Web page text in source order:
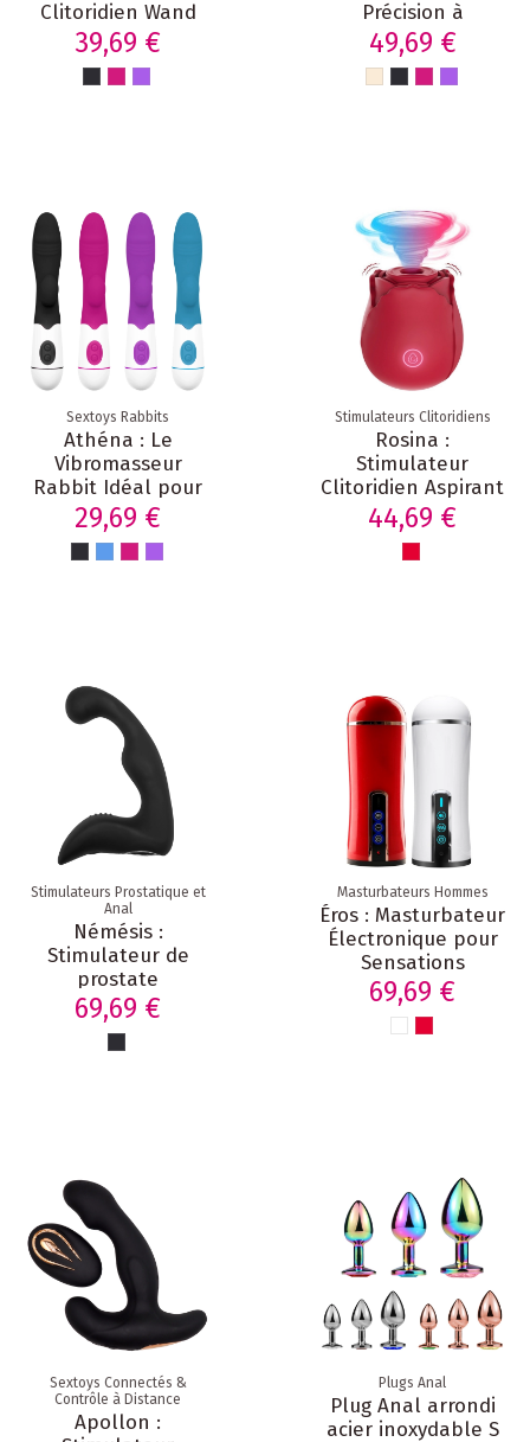
Clitoridien Wand
Haute Performance
– 20 Modes & 8
Intensités
39,69 €
Précision à
Stimulation
Variable &
Intensité Réglable
49,69 €
Sextoys Rabbits
Athéna : Le
Vibromasseur
Rabbit Idéal pour
une Première
Expérience - Mon
premier sextoy
29,69 €
Stimulateurs Clitoridiens
Rosina :
Stimulateur
Clitoridien Aspirant
Haute Performance
– 10 Modes &
Recharge USB
44,69 €
Stimulateurs Prostatique et
Anal
Némésis :
Stimulateur de
prostate
ergonomique et
flexible à 9
vibrations
69,69 €
Masturbateurs Hommes
Éros : Masturbateur
Électronique pour
Sensations
Réalistes avec
écouteurs
69,69 €
Sextoys Connectés &
Contrôle à Distance
Apollon :
Plugs Anal
Plug Anal arrondi
acier inoxydable S